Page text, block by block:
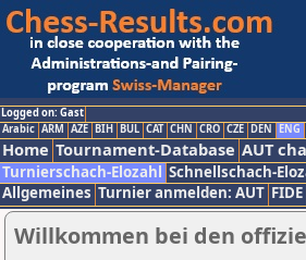
Logged on: Gast
Arabic ARM AZE BIH BUL CAT CHN CRO CZE DEN ENG
Home Tournament-Database AUT
Turnierschach-Elozahl Schnellschach-
Allgemeines Turnier anmelden: AUT FIDE
Willkommen bei den